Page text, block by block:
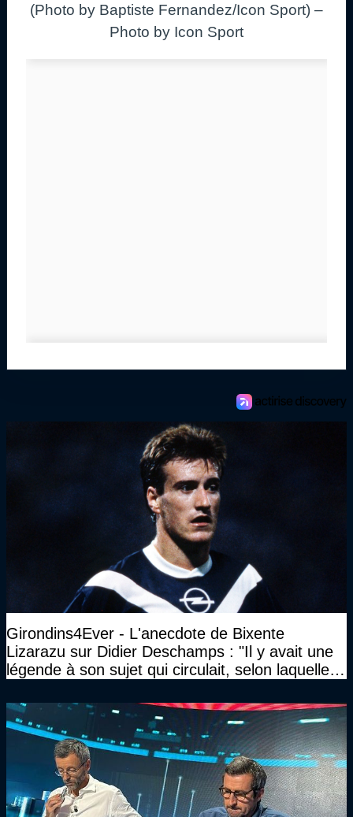
(Photo by Baptiste Fernandez/Icon Sport) –
Photo by Icon Sport
Girondins4Ever - L'anecdote de Bixente
Lizarazu sur Didier Deschamps : "Il y avait une
légende à son sujet qui circulait, selon laquelle il